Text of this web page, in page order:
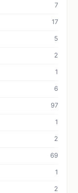
7
17
5
2
1
6
97
1
2
69
1
2